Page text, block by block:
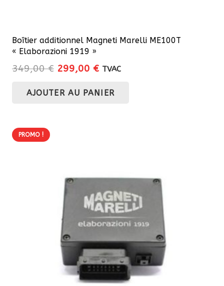
Boîtier additionnel Magneti Marelli ME100T
« Elaborazioni 1919 »
349,00€ Le
initial
299,00 €Le
actuel
TVAC
AJOUTER AU PANIER
PROMO !